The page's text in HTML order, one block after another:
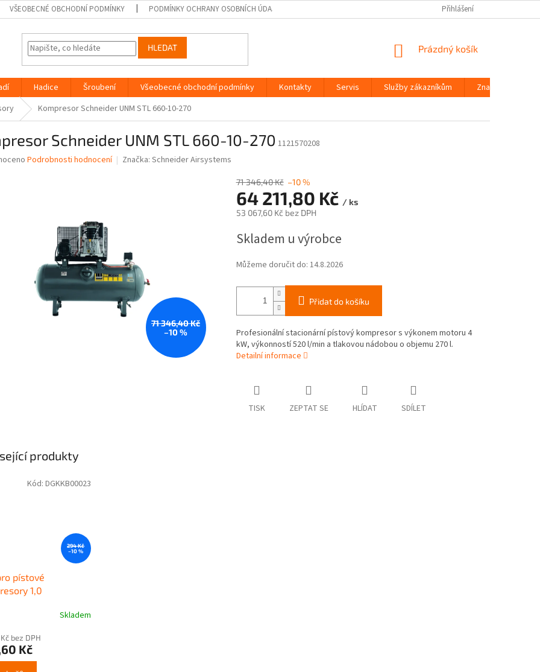
VŠEOBECNÉ OBCHODNÍ PODMÍNKY PODMÍNKY OCHRANY OSOBNÍCH ÚDAJŮ Přihlášení
HLEDAT
NÁKUPNÍ
Prázdný košík
Hadice Šroubení Všeobecné obchodní podmínky Kontakty Servis Služby zákazníkům
Značky
Kompresor Schneider UNM STL 660-10-270
Schneider UNM STL 660-10-270 1121570208
Podrobnosti hodnocení Značka: Schneider Airsystems
71 346,40 Kč
–10 %
71 346,40 Kč –10 %
64 211,80 Kč / ks
53 067,60 Kč bez DPH
cena:
Skladem u výrobce
Můžeme doručit do: 14.8.2026
Přidat do košíku
Profesionální stacionární pístový kompresor s výkonem motoru 4
kW, výkonností 520 l/min a tlakovou nádobou o objemu 270 l.
Detailní informace
TISK ZEPTAT SE HLÍDAT SDÍLET
produkty
294 Kč
–10 %
pístové
1,0
Skladem
bez DPH
Kč
Kód: DGKKB00023